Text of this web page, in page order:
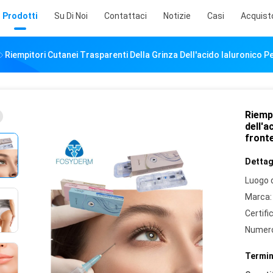
Prodotti Su Di Noi Contattaci Notizie Casi
Riempitori Cutanei Trasparenti Della Grinza Dell'acido Ialuronico
Luogo
Marca: